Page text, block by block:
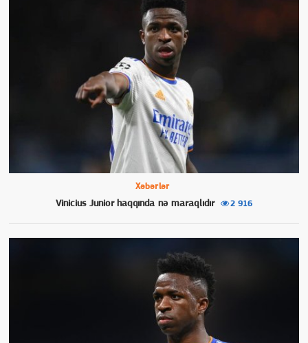
Xəbərlər
Vinicius Junior haqqında nə maraqlıdır 2 916